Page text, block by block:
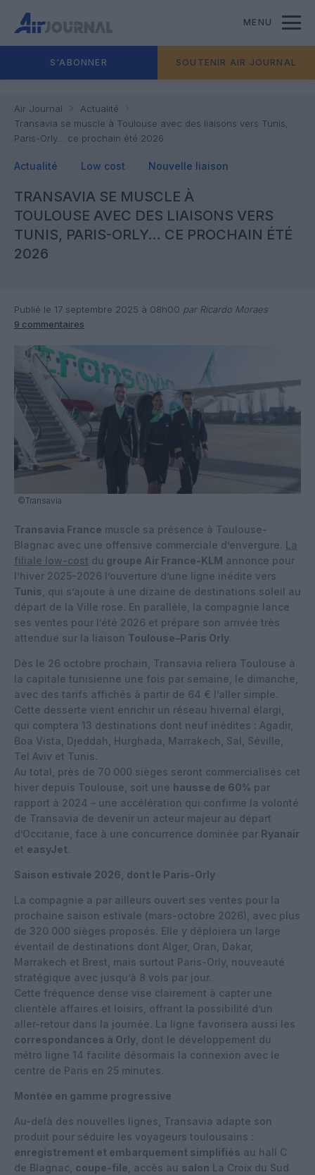
MENU
S'ABONNER SOUTENIR AIR JOURNAL
Air Journal
Actualité
Transavia se muscle à Toulouse avec des liaisons vers Tunis,
Paris-Orly… ce prochain été 2026
Actualité Low cost Nouvelle liaison
TRANSAVIA SE MUSCLE À
TOULOUSE AVEC DES LIAISONS VERS
TUNIS, PARIS-ORLY… CE PROCHAIN ÉTÉ
2026
Publié le 17 septembre 2025 à 08h00 par Ricardo Moraes
9 commentaires
©Transavia
Transavia France muscle sa présence à Toulouse-
Blagnac avec une offensive commerciale d’envergure. La
filiale low-cost du groupe Air France-KLM annonce pour
l’hiver 2025-2026 l’ouverture d’une ligne inédite vers
Tunis , qui s’ajoute à une dizaine de destinations soleil au
départ de la Ville rose. En parallèle, la compagnie lance
ses ventes pour l’été 2026 et prépare son arrivée très
attendue sur la liaison Toulouse–Paris Orly.
Dès le 26 octobre prochain, Transavia reliera Toulouse à
la capitale tunisienne une fois par semaine, le dimanche,
avec des tarifs affichés à partir de 64 € l’aller simple.
Cette desserte vient enrichir un réseau hivernal élargi,
qui comptera 13 destinations dont neuf inédites : Agadir,
Boa Vista, Djeddah, Hurghada, Marrakech, Sal, Séville,
Tel Aviv et Tunis.
Au total, près de 70 000 sièges seront commercialisés cet
hiver depuis Toulouse, soit une hausse de 60% par
rapport à 2024 – une accélération qui confirme la volonté
de Transavia de devenir un acteur majeur au départ
d’Occitanie, face à une concurrence dominée par Ryanair
et easyJet.
Saison estivale 2026, dont le Paris-Orly
La compagnie a par ailleurs ouvert ses ventes pour la
prochaine saison estivale (mars-octobre 2026), avec plus
de 320 000 sièges proposés. Elle y déploiera un large
éventail de destinations dont Alger, Oran, Dakar,
Marrakech et Brest, mais surtout Paris-Orly, nouveauté
stratégique avec jusqu’à 8 vols par jour.
Cette fréquence dense vise clairement à capter une
clientèle affaires et loisirs, offrant la possibilité d’un
aller-retour dans la journée. La ligne favorisera aussi les
correspondances à Orly , dont le développement du
métro ligne 14 facilite désormais la connexion avec le
centre de Paris en 25 minutes.
Montée en gamme progressive
Au-delà des nouvelles lignes, Transavia adapte son
produit pour séduire les voyageurs toulousains :
enregistrement et embarquement simplifiés au hall C
de Blagnac, coupe-file , accès au salon La Croix du Sud